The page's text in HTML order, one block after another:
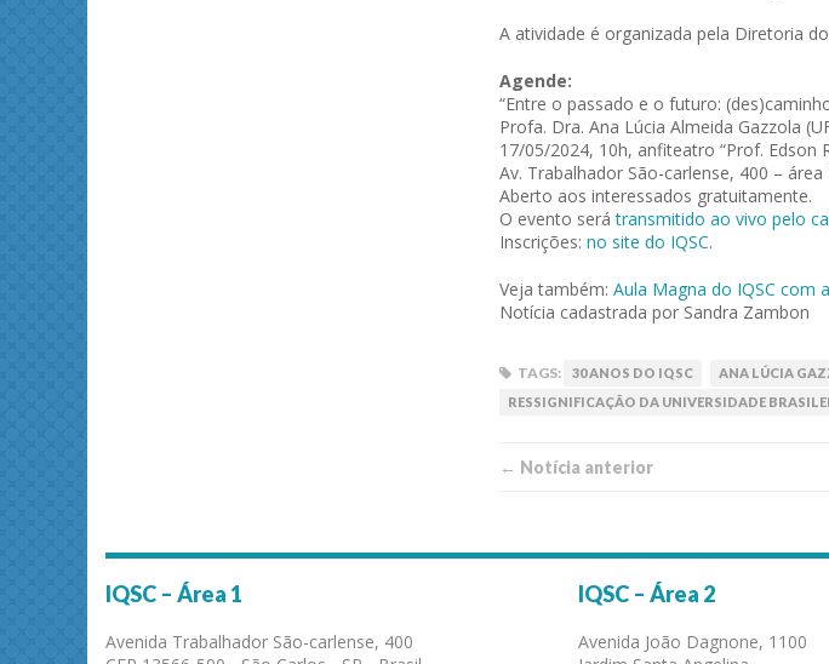
A atividade é organizada pela Diretoria
Agende:
“Entre o passado e o futuro:
Profa. Dra. Ana Lúcia Almeida Gazzola
17/05/2024, 10h, anfiteatro “Prof. Edson
Av. Trabalhador São-carlense, 400 – área
Aberto aos interessados gratuitamente.
O evento serátransmitido ao vivo pelo
Inscrições: no site do IQSC.
Veja também: Aula Magna do IQSC com
Notícia cadastrada por Sandra Zambon
TAGS: 30 ANOS DO IQSC ANA LÚCIA
RESSIGNIFICAÇÃO DA UNIVERSIDADE
← Notí­cia anterior
IQSC – Área 1
Avenida Trabalhador São-carlense, 400
IQSC – Área 2
Avenida João Dagnone, 1100